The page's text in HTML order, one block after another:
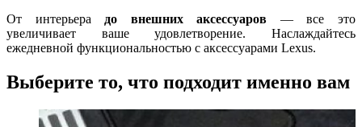
От интерьерадо внешних аксессуаров — все это
увеличивает ваше удовлетворение. Наслаждайтесь
ежедневной функциональностью с аксессуарами Lexus.
Выберите то, что подходит именно вам